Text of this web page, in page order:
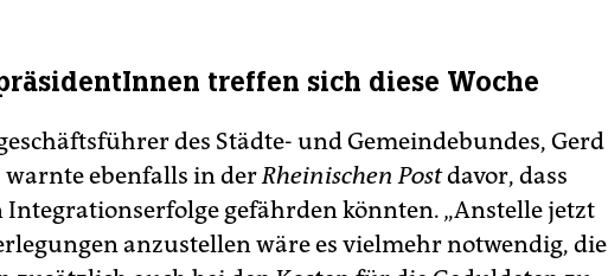
treffen sich diese Woche
des Städte- und Gemeindebundes, Gerd
warnte ebenfalls in derRheinischen Postdavor, dass
gefährden könnten. „Anstelle jetzt
anzustellen wäre es vielmehr notwendig, die